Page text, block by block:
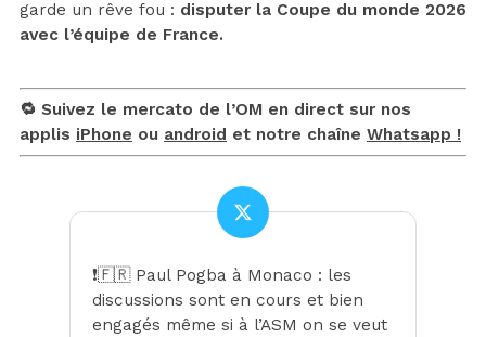
garde un rêve fou : disputer la Coupe du monde 2026
avec l’équipe de France.
🔁 Suivez le mercato de l’OM en direct sur nos
applis iPhone ou android et notre chaîne Whatsapp !
❗️🇫🇷 Paul Pogba à Monaco : les
discussions sont en cours et bien
engagés même si à l’ASM on se veut